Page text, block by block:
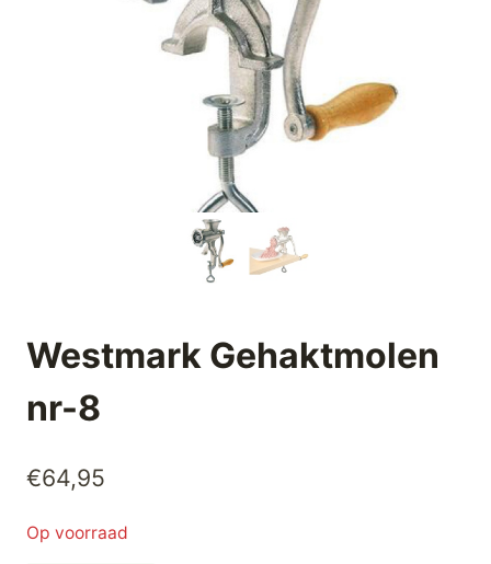
Westmark Gehaktmolen
nr-8
€64,95
Op voorraad